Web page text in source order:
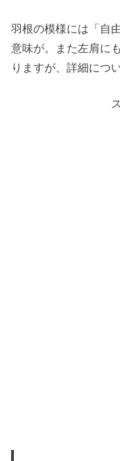
羽根の模様には「自
意味が。また左肩に
りますが、詳細につ